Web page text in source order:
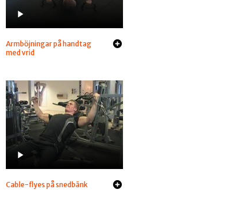
Armböjningar på handtag
med vrid
Cable-flyes på snedbänk